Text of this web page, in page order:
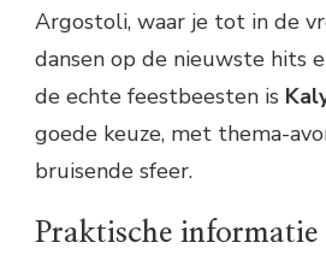
Argostoli, waar je tot in de
dansen op de nieuwste hits
de echte feestbeesten is
goede keuze, met thema-
bruisende sfeer.
Praktische informatie